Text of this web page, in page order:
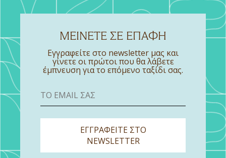
ΜΕΙΝΕΤΕ ΣΕ ΕΠΑΦΗ
Εγγραφείτε στο newsletter μας και
γίνετε οι πρώτοι που θα λάβετε
έμπνευση για το επόμενο ταξίδι σας.
ΕΓΓΡΑΦΕΙΤΕ ΣΤΟ
NEWSLETTER